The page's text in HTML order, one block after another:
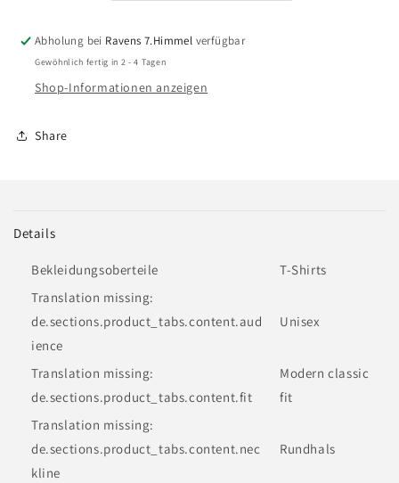
Abholung bei Ravens 7.Himmel verfügbar
Gewöhnlich fertig in 2 - 4 Tagen
Shop-Informationen anzeigen
Share
Details
Bekleidungsoberteile
T-Shirts
Translation missing:
de.sections.product_tabs.content.aud
ience
Unisex
Translation missing:
de.sections.product_tabs.content.fit
Modern classic
fit
Translation missing:
de.sections.product_tabs.content.nec
kline
Rundhals